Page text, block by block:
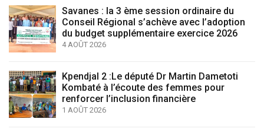
Savanes : la 3 ème session ordinaire du
Conseil Régional s’achève avec l’adoption
du budget supplémentaire exercice 2026
4 AOÛT 2026
Kpendjal 2 :Le député Dr Martin Dametoti
Kombaté à l’écoute des femmes pour
renforcer l’inclusion financière
1 AOÛT 2026